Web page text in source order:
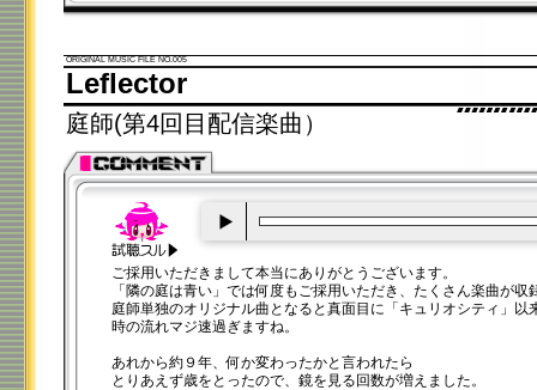
ORIGINAL MUSIC FILE NO.005
Leflector
庭師(第4回目配信楽曲）
ご採用いただきまして本当にありがとうございます。
「隣の庭は青い」では何度もご採用いただき、たくさん楽曲が収
庭師単独のオリジナル曲となると真面目に「キュリオシティ」以
時の流れマジ速過ぎますね。
あれから約９年、何か変わったかと言われたら
とりあえず歳をとったので、鏡を見る回数が増えました。